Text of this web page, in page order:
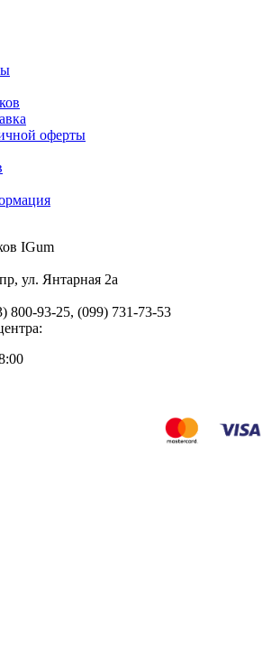
оферты
IGum
, ул. Янтарная 2а
800-93-25, (099) 731-73-53